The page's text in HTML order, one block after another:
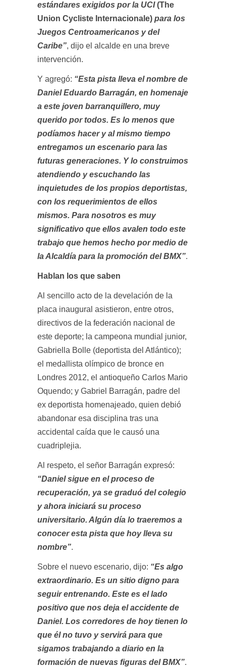
estándares exigidos por la UCI(The
Union Cycliste Internacionale) para los
Juegos Centroamericanos y del
Caribe”, dijo el alcalde en una breve
intervención.
Y agregó: “Esta pista lleva el nombre de
Daniel Eduardo Barragán, en homenaje
a este joven barranquillero, muy
querido por todos. Es lo menos que
podíamos hacer y al mismo tiempo
entregamos un escenario para las
futuras generaciones. Y lo construimos
atendiendo y escuchando las
inquietudes de los propios deportistas,
con los requerimientos de ellos
mismos. Para nosotros es muy
significativo que ellos avalen todo este
trabajo que hemos hecho por medio de
la Alcaldía para la promoción del BMX”.
Hablan los que saben
Al sencillo acto de la develación de la
placa inaugural asistieron, entre otros,
directivos de la federación nacional de
este deporte; la campeona mundial junior,
Gabriella Bolle (deportista del Atlántico);
el medallista olímpico de bronce en
Londres 2012, el antioqueño Carlos Mario
Oquendo; y Gabriel Barragán, padre del
ex deportista homenajeado, quien debió
abandonar esa disciplina tras una
accidental caída que le causó una
cuadriplejia.
Al respeto, el señor Barragán expresó:
“Daniel sigue en el proceso de
recuperación, ya se graduó del colegio
y ahora iniciará su proceso
universitario. Algún día lo traeremos a
conocer esta pista que hoy lleva su
nombre”.
Sobre el nuevo escenario, dijo: “Es algo
extraordinario. Es un sitio digno para
seguir entrenando. Este es el lado
positivo que nos deja el accidente de
Daniel. Los corredores de hoy tienen lo
que él no tuvo y servirá para que
sigamos trabajando a diario en la
formación de nuevas figuras del BMX”.